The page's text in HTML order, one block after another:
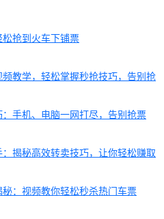
抢到火车下铺票
教学，轻松掌握秒抢技巧，告别抢
手机、电脑一网打尽，告别抢票
揭秘高效转卖技巧，让你轻松赚取
：视频教你轻松秒杀热门车票